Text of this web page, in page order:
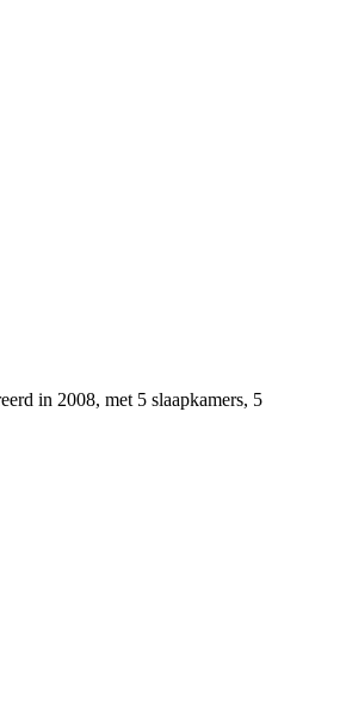
in 2008, met 5 slaapkamers, 5